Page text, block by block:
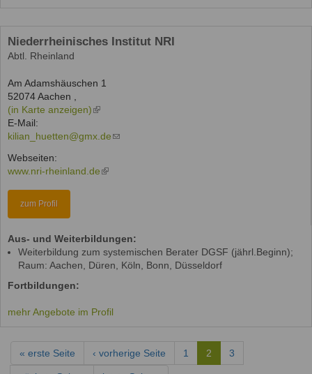
Niederrheinisches Institut NRI
Abtl. Rheinland
Am Adamshäuschen 1
52074Aachen ,
(in Karte anzeigen)(link
external)
E-Mail:
kilian_huetten@gmx.de(link
Webseiten:
www.nri-rheinland.de(link
zum Profil
Aus- und Weiterbildungen:
Weiterbildung zum systemischen Berater DGSF (jährl.Beginn);
Raum: Aachen, Düren, Köln, Bonn, Düsseldorf
Fortbildungen:
mehr Angebote im Profil
« erste Seite ‹ vorherige Seite 1 2 3